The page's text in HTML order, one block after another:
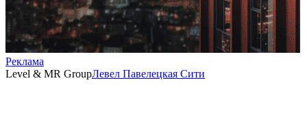
Реклама
Level & MR GroupЛевел Павелецкая Сити